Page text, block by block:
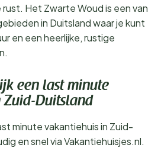
Het Zwarte Woud is een van
in Duitsland waar je kunt
en een heerlijke, rustige
een last minute
Duitsland
minute vakantiehuis in Zuid-
en snel via Vakantiehuisjes.nl.